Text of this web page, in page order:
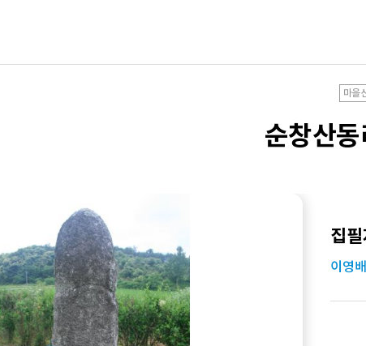
마을
순창산
집
이영